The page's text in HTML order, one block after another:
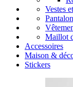
Vestes
Maillot
Accessoires
Maison &
Stickers